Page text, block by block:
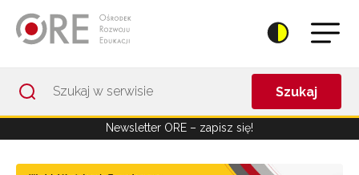
Szukaj
Newsletter ORE – zapisz się!